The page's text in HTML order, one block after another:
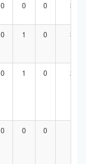
0 0 0 3
0 1 0 3
0 1 0 2
0 0 0